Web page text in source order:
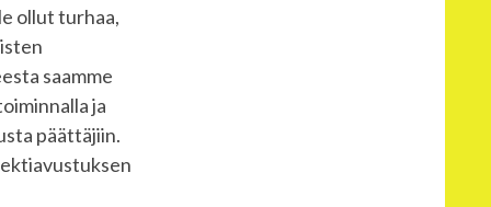
ollut turhaa,
saamme
ja
päättäjiin.